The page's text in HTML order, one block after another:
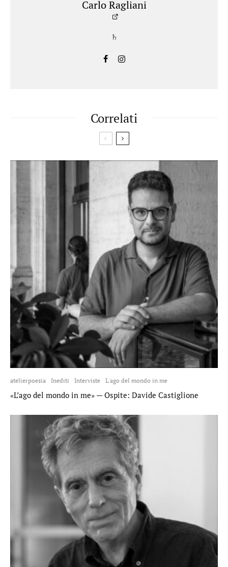
Carlo Ragliani
♄
Correlati
atelierpoesia Inediti Interviste L'ago del mondo in me
«L’ago del mondo in me» — Ospite: Davide Castiglione